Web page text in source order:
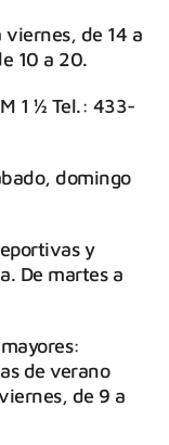
de 14 a
10 a 20.
1 ½ Tel.: 433-
domingo
y
De martes a
de verano
de 9 a